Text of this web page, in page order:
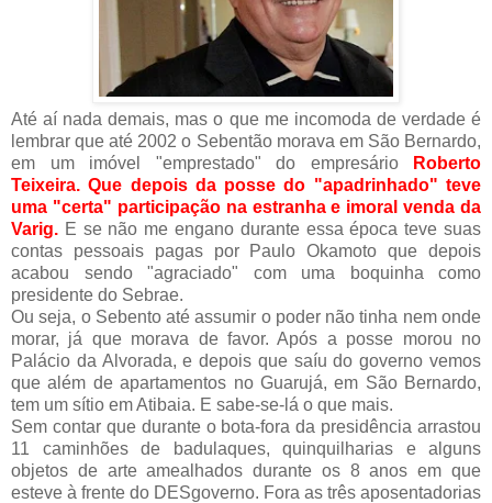
Até aí nada demais, mas o que me incomoda de verdade é
lembrar que até 2002 o Sebentão morava em São Bernardo,
em um imóvel "emprestado" do empresário
Roberto
Teixeira. Que depois da posse do "apadrinhado" teve
uma "certa" participação na estranha e imoral venda da
Varig. E se não me engano durante essa época teve suas
contas pessoais pagas por Paulo Okamoto que depois
acabou sendo "agraciado" com uma boquinha como
presidente do Sebrae.
Ou seja, o Sebento até assumir o poder não tinha nem onde
morar, já que morava de favor. Após a posse morou no
Palácio da Alvorada, e depois que saíu do governo vemos
que além de apartamentos no Guarujá, em São Bernardo,
tem um sítio em Atibaia. E sabe-se-lá o que mais.
Sem contar que durante o bota-fora da presidência arrastou
11 caminhões de badulaques, quinquilharias e alguns
objetos de arte amealhados durante os 8 anos em que
esteve à frente do DESgoverno. Fora as três aposentadorias